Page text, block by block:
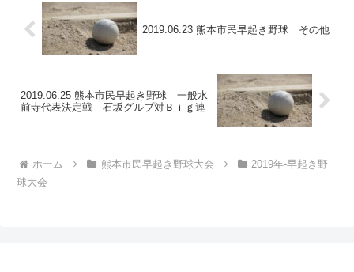
2019.06.23 熊本市民早起き野球 その他
2019.06.25 熊本市民早起き野球 一般水
前寺代表決定戦 石坂グルプ対Ｂｉｇ連
ホーム 熊本市民早起き野球大会
2019年-早起き野
球大会